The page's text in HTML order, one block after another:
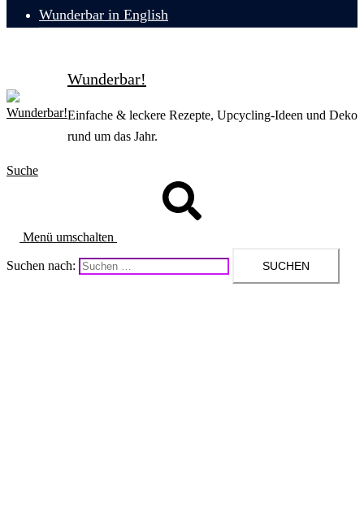
Wunderbar in English
Wunderbar!
Einfache & leckere Rezepte, Upcycling-Ideen und Deko
rund um das Jahr.
Suche
Menü umschalten
Suchen nach: